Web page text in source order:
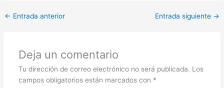
← Entrada anterior Entrada siguiente →
Deja un comentario
Tu dirección de correo electrónico no será publicada. Los
campos obligatorios están marcados con *